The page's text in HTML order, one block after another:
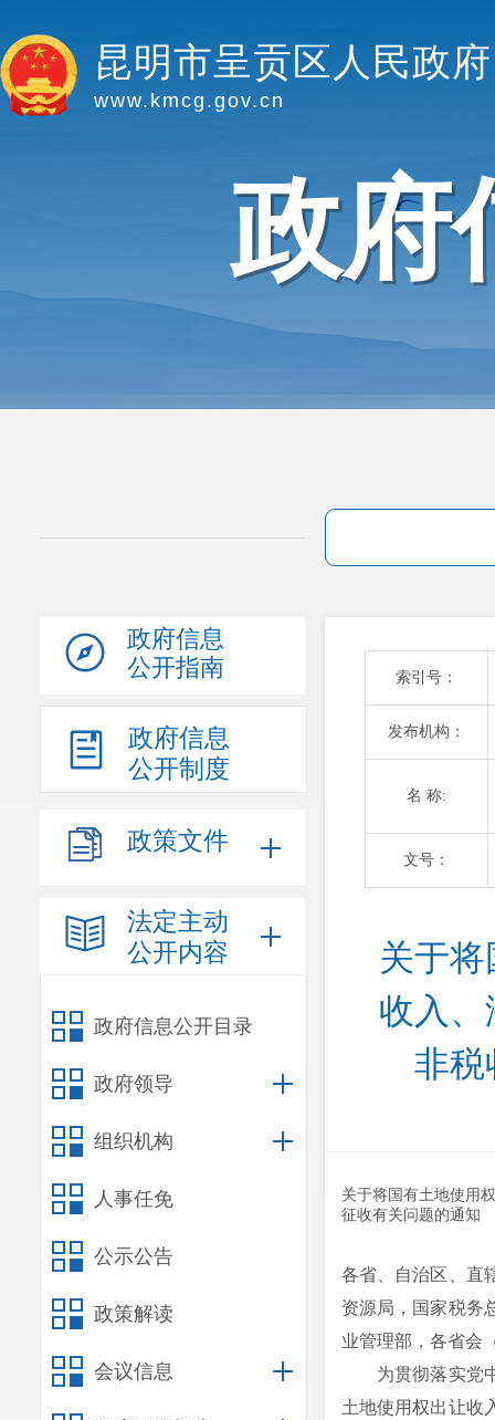
昆明市呈贡区人民政府
www.kmcg.gov.cn
政府
政府信息
公开指南
政府信息
公开制度
政策文件
法定主动
公开内容
政府信息公开目录
政府领导
组织机构
人事任免
公示公告
政策解读
会议信息
索引号：
发布机构：
名 称:
文号：
关于
收入
非税
关于将国有土地使用
征收有关问题的通知
各省、自治区、直
资源局，国家税务
业管理部，各省会
为贯彻落实党中
土地使用权出让收